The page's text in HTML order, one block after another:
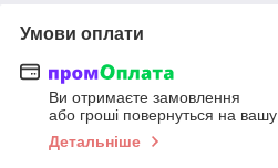
Умови оплати
Ви отримаєте замовлення
або гроші повернуться на вашу
Детальніше